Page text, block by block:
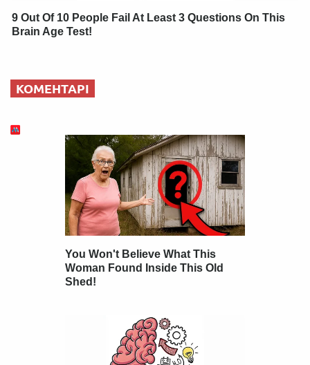
9 Out Of 10 People Fail At Least 3 Questions On This
Brain Age Test!
КОМЕНТАРІ